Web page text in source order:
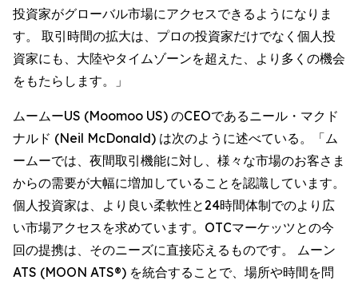
投資家がグローバル市場にアクセスできるようになりま
す。 取引時間の拡大は、プロの投資家だけでなく個人投
資家にも、大陸やタイムゾーンを超えた、より多くの機会
をもたらします。」
ムームーUS (Moomoo US) のCEOであるニール・マクド
ナルド (Neil McDonald) は次のように述べている。「ム
ームーでは、夜間取引機能に対し、様々な市場のお客さま
からの需要が大幅に増加していることを認識しています。
個人投資家は、より良い柔軟性と24時間体制でのより広
い市場アクセスを求めています。OTCマーケッツとの今
回の提携は、そのニーズに直接応えるものです。 ムーン
ATS (MOON ATS®) を統合することで、場所や時間を問